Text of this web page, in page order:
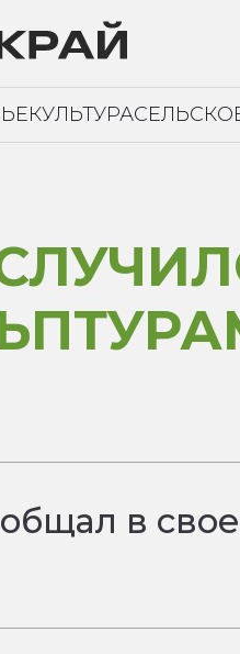
КУЛЬТУРА
в